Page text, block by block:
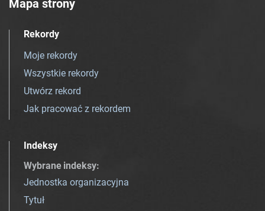
Mapa strony
Rekordy
Moje rekordy
Wszystkie rekordy
Utwórz rekord
Jak pracować z rekordem
Indeksy
Wybrane indeksy:
Jednostka organizacyjna
Tytuł